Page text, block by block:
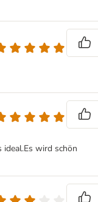
ideal.Es wird schön